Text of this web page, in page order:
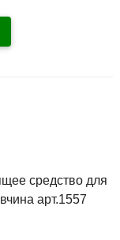
средство для
арт.1557